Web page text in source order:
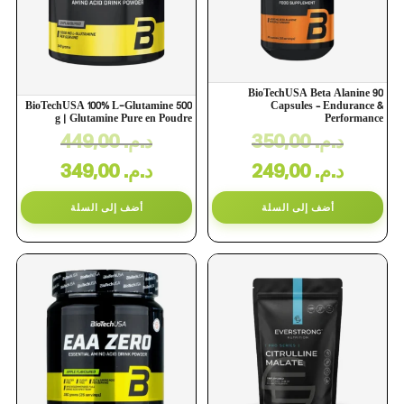
BioTechUSA 100% L-Glutamine 500
g | Glutamine Pure en Poudre
د.م.449,00
د.م. 349,00
أضف إلى السلة
BioTechUSA Beta Alanine 90
Capsules – Endurance &
Performance
د.م.350,00
د.م. 249,00
أضف إلى السلة